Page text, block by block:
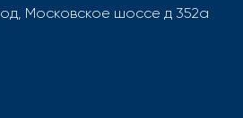
Московское шоссе д 352а